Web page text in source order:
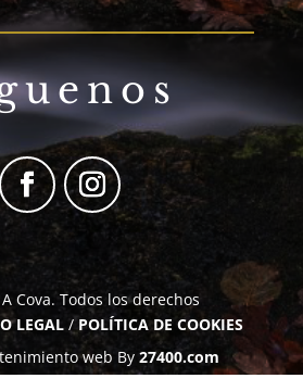
Cova. Todos los derechos
LEGAL/POLÍTICA DE COOKIES
web By 27400.com